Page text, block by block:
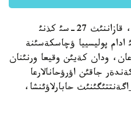
اگةنتتئگئنئث حابارلاؤئنشا، قازاننئث 27-سئ كذنئ
پوليسييا ؤچاسكةسئنة
ودان كةيئن وقيعا ورنئنان
جاقئن اؤرؤحانالارعا
اگةنتتئگئنئث حابارلاؤئنشا،